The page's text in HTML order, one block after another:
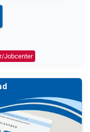
Jobcenter